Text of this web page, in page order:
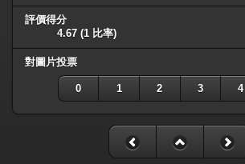
評價得分
4.67 (1 比率)
對圖片投票
0 1 2 3 4